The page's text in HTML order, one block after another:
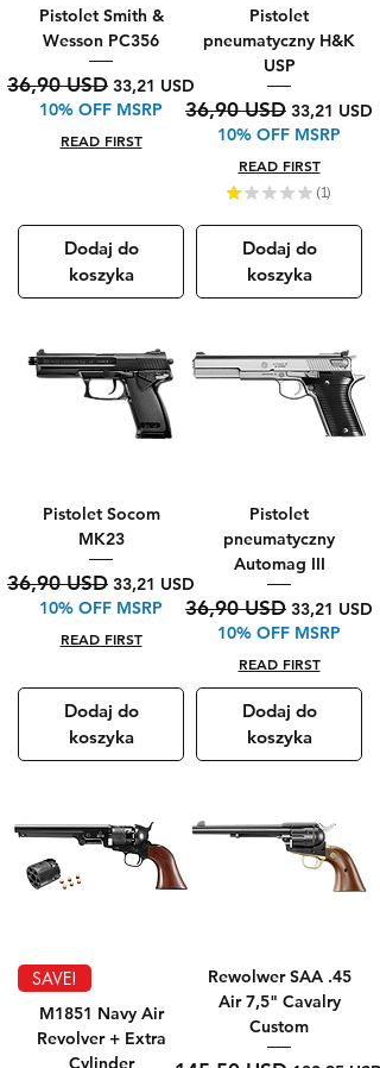
Pistolet Smith &
Wesson PC356
Regularna cena
36,90 USD Cena rabatowa
33,21 USD
10% OFF MSRP
READ FIRST
Dodaj do
koszyka
Pistolet
pneumatyczny H&K
USP
Regularna cena
36,90 USD Cena
33,21 USD
10% OFF MSRP
READ FIRST
★ ★ ★ ★ ★ 1
1
Dodaj do
koszyka
Pistolet Socom
MK23
Regularna cena
36,90 USD Cena rabatowa
33,21 USD
10% OFF MSRP
READ FIRST
Dodaj do
koszyka
Pistolet
pneumatyczny
Automag III
Regularna cena
36,90 USD Cena
33,21 USD
10% OFF MSRP
READ FIRST
Dodaj do
koszyka
SAVE!
M1851 Navy Air
Revolver + Extra
Cylinder
Rewolwer SAA .45
Air 7,5" Cavalry
Custom